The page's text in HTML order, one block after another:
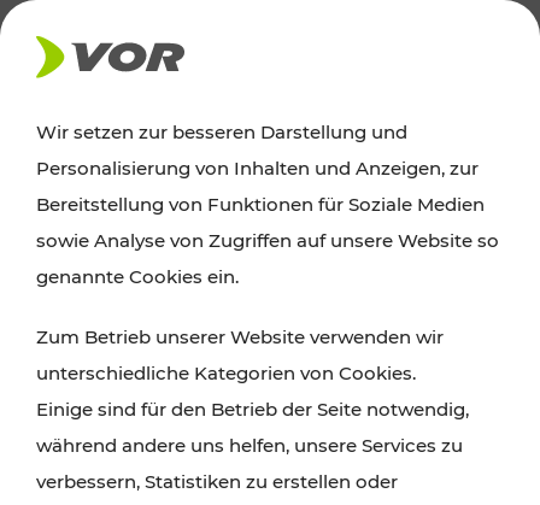
AKTUELLES
News
Alle wichtigen Meldungen zu Fahrplanänderungen,
finden Sie hier im Überblick.
Wir setzen zur besseren Darstellung und
Personalisierung von Inhalten und Anzeigen, zur
Bereitstellung von Funktionen für Soziale Medien
sowie Analyse von Zugriffen auf unsere Website so
genannte Cookies ein.
Zum Betrieb unserer Website verwenden wir
unterschiedliche Kategorien von Cookies.
Einige sind für den Betrieb der Seite notwendig,
während andere uns helfen, unsere Services zu
verbessern, Statistiken zu erstellen oder